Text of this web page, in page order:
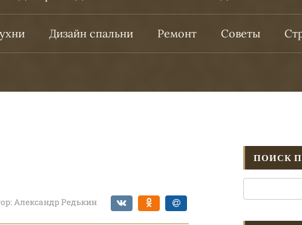
Дизайн спальни Ремонт Советы
Александр Редькин
ПОИСК